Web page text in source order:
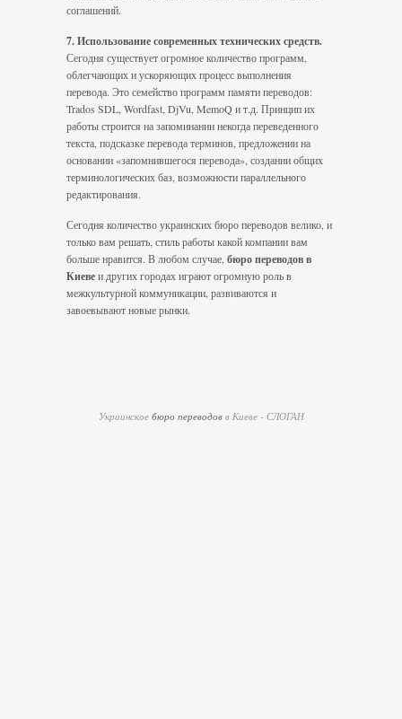
соглашений.
7. Использование современных технических средств.
Сегодня существует огромное количество программ,
облегчающих и ускоряющих процесс выполнения
перевода. Это семейство программ памяти переводов:
Trados SDL, Wordfast, DjVu, MemoQ и т.д. Принцип их
работы строится на запоминании некогда переведенного
текста, подсказке перевода терминов, предложении на
основании «запомнившегося перевода», создании общих
терминологических баз, возможности параллельного
редактирования.
Сегодня количество украинских бюро переводов велико, и
только вам решать, стиль работы какой компании вам
больше нравится. В любом случае, бюро переводов в
Киевеи других городах играют огромную роль в
межкультурной коммуникации, развиваются и
завоевывают новые рынки.
Украинское бюро переводовв Киеве - СЛОГАН